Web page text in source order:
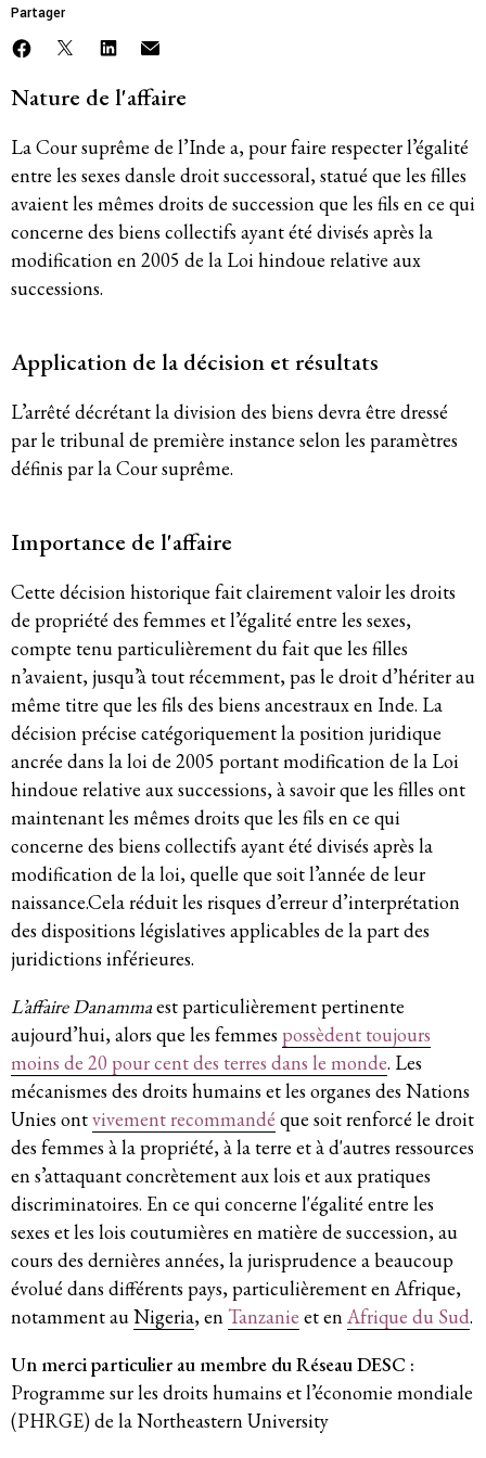
Historique
Analyse commune
Rapports annuels
Emplois
Donateurs
Contact
Responsabilité des entreprises
Femmes et DESC
Litiges stratégique
Politique économique
Mouvements sociaux
Hub de recherche communautaire
Environnement et DESC
Système de solidarité
Ressources
Qu’est-ce que les DESC ?
Base de données de jurisprudence
Série de bandes dessinées sur l’emprise
Dernières nouvelles
Partager
Nature de l'affaire
La Cour suprême de l’Inde a, pour faire respecter l’égalité
entre les sexes dansle droit successoral, statué que les filles
avaient les mêmes droits de succession que les fils en ce qui
concerne des biens collectifs ayant été divisés après la
modification en 2005 de la Loi hindoue relative aux
successions.
Application de la décision et résultats
L’arrêté décrétant la division des biens devra être dressé
par le tribunal de première instance selon les paramètres
définis par la Cour suprême.
Importance de l'affaire
Cette décision historique fait clairement valoir les droits
de propriété des femmes et l’égalité entre les sexes,
compte tenu particulièrement du fait que les filles
n’avaient, jusqu’à tout récemment, pas le droit d’hériter au
même titre que les fils des biens ancestraux en Inde. La
décision précise catégoriquement la position juridique
ancrée dans la loi de 2005 portant modification de la Loi
hindoue relative aux successions, à savoir que les filles ont
maintenant les mêmes droits que les fils en ce qui
concerne des biens collectifs ayant été divisés après la
modification de la loi, quelle que soit l’année de leur
naissance.Cela réduit les risques d’erreur d’interprétation
des dispositions législatives applicables de la part des
juridictions inférieures.
L’affaire Danammaest particulièrement pertinente
aujourd’hui, alors que les femmes possèdent toujours
moins de 20 pour cent des terres dans le monde. Les
mécanismes des droits humains et les organes des Nations
Unies ontvivement recommandé que soit renforcé le droit
des femmes à la propriété, à la terre et à d'autres ressources
en s’attaquant concrètement aux lois et aux pratiques
discriminatoires. En ce qui concerne l'égalité entre les
sexes et les lois coutumières en matière de succession, au
cours des dernières années, la jurisprudence a beaucoup
évolué dans différents pays, particulièrement en Afrique,
notamment auNigeria, en Tanzanie et enAfrique du Sud.
Un merci particulier au membre du Réseau DESC :
Programme sur les droits humains et l’économie mondiale
(PHRGE) de la Northeastern University